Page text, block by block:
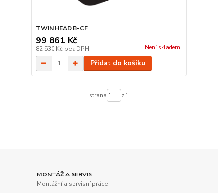
TWIN HEAD B-CF
99 861 Kč
82 530 Kč bez DPH Není skladem
Přidat do košíku
strana z 1
MONTÁŽ A SERVIS
Montážní a servisní práce.